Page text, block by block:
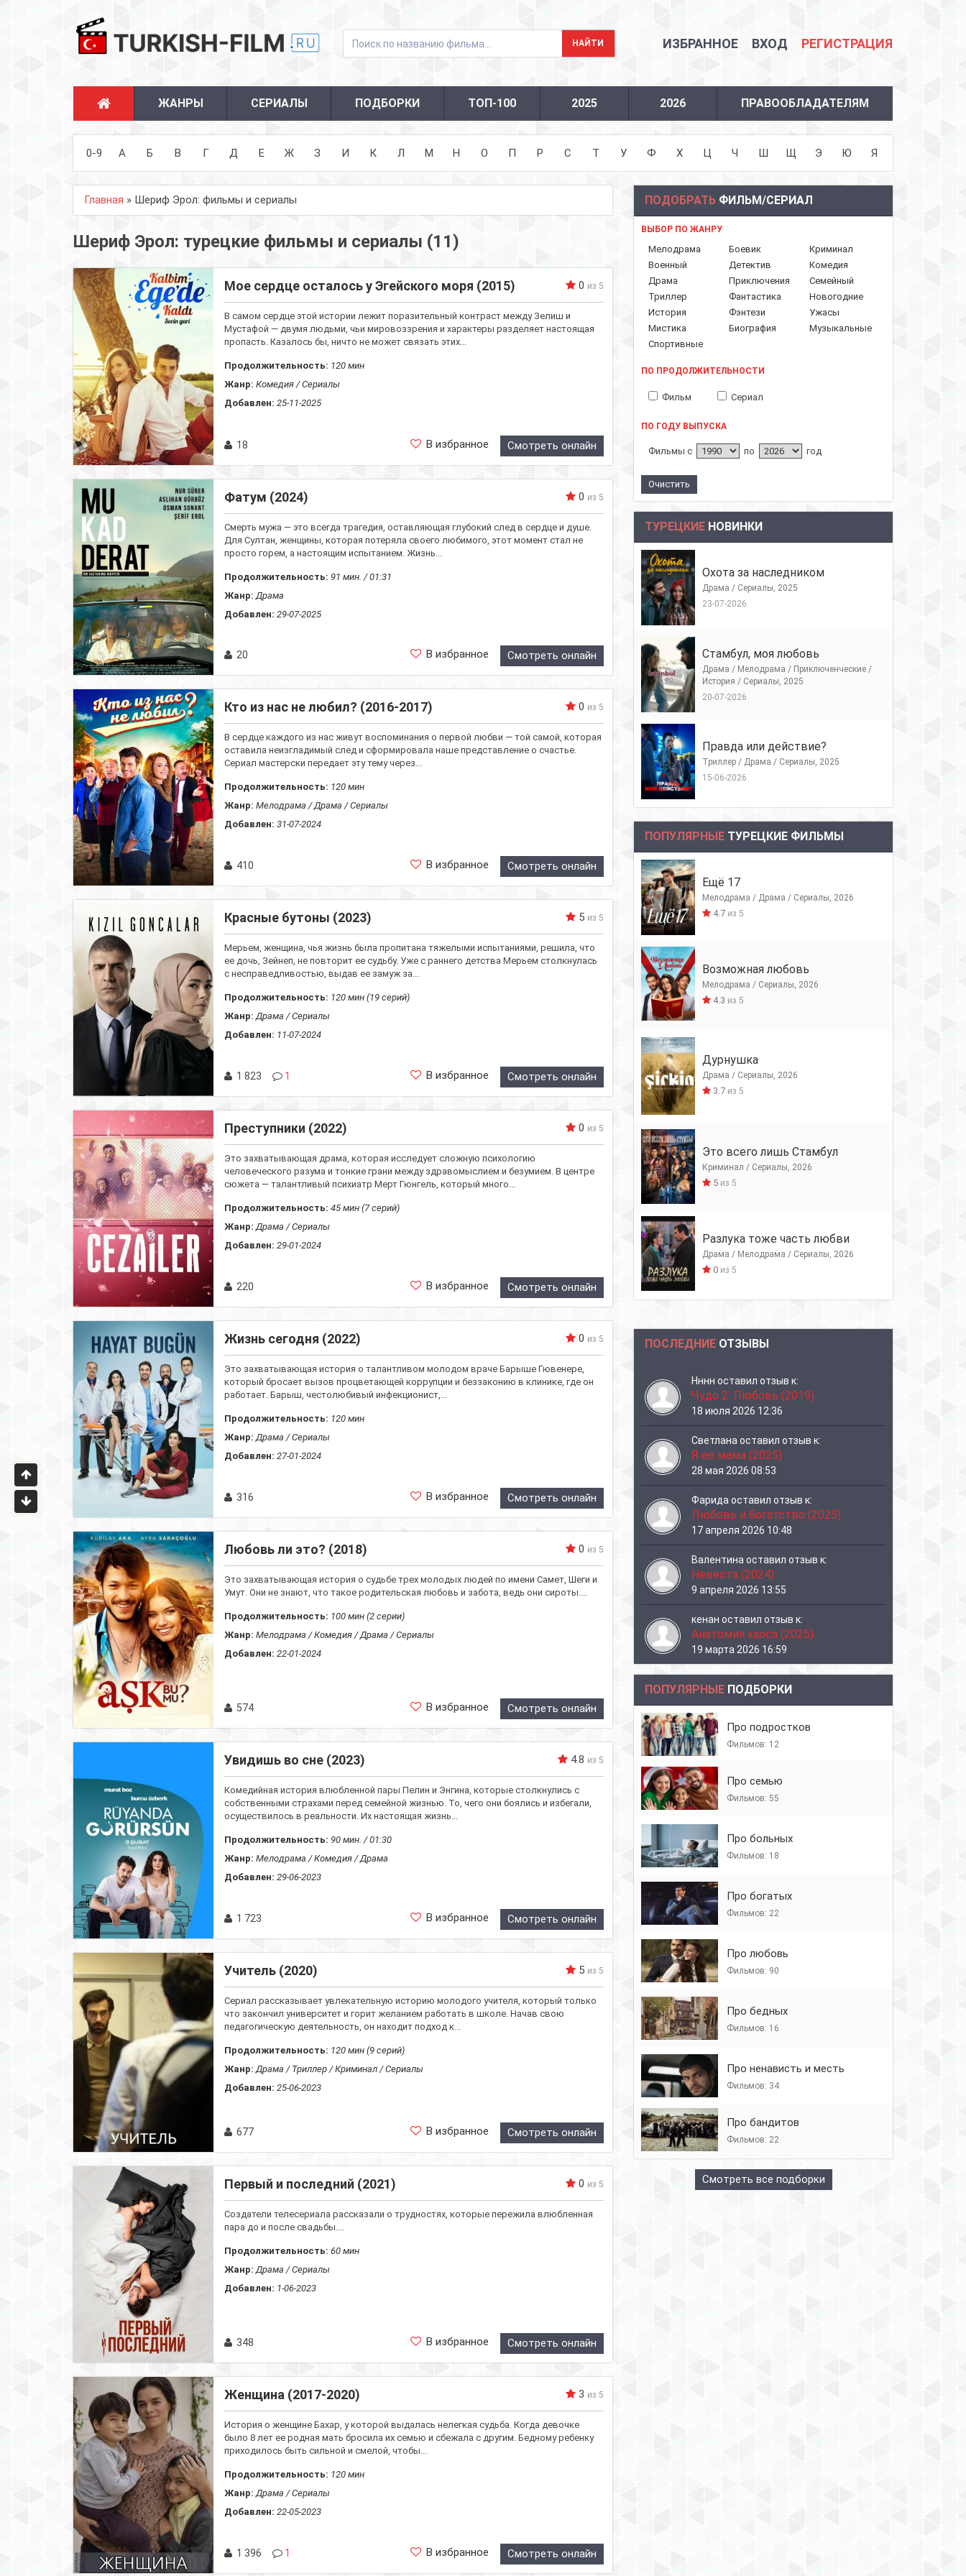
ИЗБРАННОЕ ВХОД РЕГИСТРАЦИЯ
ЖАНРЫ СЕРИАЛЫ ПОДБОРКИ ТОП-100 2025 2026 ПРАВООБЛАДАТЕЛЯМ
0-9 А Б В Г Д Е Ж З И К Л М Н О П Р С Т У Ф Х Ц Ч Ш Щ Э Ю Я
Главная » Шериф Эрол: фильмы и сериалы
Шериф Эрол: турецкие фильмы и сериалы (11)
Мое сердце осталось у Эгейского моря (2015) 0 из 5
В самом сердце этой истории лежит поразительный контраст между Зелиш и
Мустафой — двумя людьми, чьи мировоззрения и характеры разделяет настоящая
пропасть. Казалось бы, ничто не может связать этих...
Продолжительность: 120 мин
Жанр: Комедия / Сериалы
Добавлен: 25-11-2025
В избранное
18 Смотреть онлайн
Фатум (2024) 0 из 5
Смерть мужа — это всегда трагедия, оставляющая глубокий след в сердце и душе.
Для Султан, женщины, которая потеряла своего любимого, этот момент стал не
просто горем, а настоящим испытанием. Жизнь...
Продолжительность: 91 мин. / 01:31
Жанр: Драма
Добавлен: 29-07-2025
В избранное
20 Смотреть онлайн
Кто из нас не любил? (2016-2017) 0 из 5
В сердце каждого из нас живут воспоминания о первой любви — той самой, которая
оставила неизгладимый след и сформировала наше представление о счастье.
Сериал мастерски передает эту тему через...
Продолжительность: 120 мин
Жанр: Мелодрама / Драма / Сериалы
Добавлен: 31-07-2024
В избранное
410 Смотреть онлайн
Красные бутоны (2023) 5 из 5
Мерьем, женщина, чья жизнь была пропитана тяжелыми испытаниями, решила, что
ее дочь, Зейнеп, не повторит ее судьбу. Уже с раннего детства Мерьем столкнулась
с несправедливостью, выдав ее замуж за...
Продолжительность: 120 мин (19 серий)
Жанр: Драма / Сериалы
Добавлен: 11-07-2024
В избранное
1 823 1 Смотреть онлайн
Преступники (2022) 0 из 5
Это захватывающая драма, которая исследует сложную психологию
человеческого разума и тонкие грани между здравомыслием и безумием. В центре
сюжета — талантливый психиатр Мерт Гюнгель, который много...
Продолжительность: 45 мин (7 серий)
Жанр: Драма / Сериалы
Добавлен: 29-01-2024
В избранное
220 Смотреть онлайн
Жизнь сегодня (2022) 0 из 5
Это захватывающая история о талантливом молодом враче Барыше Гювенере,
который бросает вызов процветающей коррупции и беззаконию в клинике, где он
работает. Барыш, честолюбивый инфекционист,...
Продолжительность: 120 мин
Жанр: Драма / Сериалы
Добавлен: 27-01-2024
В избранное
316 Смотреть онлайн
Любовь ли это? (2018) 0 из 5
Это захватывающая история о судьбе трех молодых людей по имени Самет, Шеги и
Умут. Они не знают, что такое родительская любовь и забота, ведь они сироты....
Продолжительность: 100 мин (2 серии)
Жанр: Мелодрама / Комедия / Драма / Сериалы
Добавлен: 22-01-2024
В избранное
574 Смотреть онлайн
Увидишь во сне (2023) 4.8 из 5
Комедийная история влюбленной пары Пелин и Энгина, которые столкнулись с
собственными страхами перед семейной жизнью. То, чего они боялись и избегали,
осуществилось в реальности. Их настоящая жизнь...
Продолжительность: 90 мин. / 01:30
Жанр: Мелодрама / Комедия / Драма
Добавлен: 29-06-2023
В избранное
1 723 Смотреть онлайн
Учитель (2020) 5 из 5
Сериал рассказывает увлекательную историю молодого учителя, который только
что закончил университет и горит желанием работать в школе. Начав свою
педагогическую деятельность, он находит подход к...
Продолжительность: 120 мин (9 серий)
Жанр: Драма / Триллер / Криминал / Сериалы
Добавлен: 25-06-2023
В избранное
677 Смотреть онлайн
Первый и последний (2021) 0 из 5
Создатели телесериала рассказали о трудностях, которые пережила влюбленная
пара до и после свадьбы....
Продолжительность: 60 мин
Жанр: Драма / Сериалы
Добавлен: 1-06-2023
В избранное
348 Смотреть онлайн
Женщина (2017-2020) 3 из 5
История о женщине Бахар, у которой выдалась нелегкая судьба. Когда девочке
было 8 лет ее родная мать бросила их семью и сбежала с другим. Бедному ребенку
приходилось быть сильной и смелой, чтобы...
Продолжительность: 120 мин
Жанр: Драма / Сериалы
Добавлен: 22-05-2023
В избранное
1 396 1 Смотреть онлайн
ПОДОБРАТЬ ФИЛЬМ/СЕРИАЛ
ВЫБОР ПО ЖАНРУ
Мелодрама Боевик
Криминал
Военный
Детектив
Комедия
Драма
Приключения
Семейный
Триллер
Фантастика
Новогодние
История
Фэнтези
Ужасы
Мистика
Биография
Музыкальные
Спортивные
ПО ПРОДОЛЖИТЕЛЬНОСТИ
Фильм Сериал
ПО ГОДУ ВЫПУСКА
Фильмы с по год
ТУРЕЦКИЕ НОВИНКИ
Охота за наследником
Драма / Сериалы, 2025
23-07-2026
Стамбул, моя любовь
Драма / Мелодрама / Приключенческие /
История / Сериалы, 2025
20-07-2026
Правда или действие?
Триллер / Драма / Сериалы, 2025
15-06-2026
ПОПУЛЯРНЫЕ ТУРЕЦКИЕ ФИЛЬМЫ
Ещё 17
Мелодрама / Драма / Сериалы, 2026
4.7из 5
Возможная любовь
Мелодрама / Сериалы, 2026
4.3 из 5
Дурнушка
Драма / Сериалы, 2026
3.7из 5
Это всего лишь Стамбул
Криминал / Сериалы, 2026
5из 5
Разлука тоже часть любви
Драма / Мелодрама / Сериалы, 2026
0из 5
ПОСЛЕДНИЕ ОТЗЫВЫ
Нннн оставил отзыв к:
Чудо 2: Любовь (2019)
18 июля 2026 12:36
Светлана оставил отзыв к:
Я ее мама (2025)
28 мая 2026 08:53
Фарида оставил отзыв к:
Любовь и богатство (2025)
17 апреля 2026 10:48
Валентина оставил отзыв к:
Невеста (2024)
9 апреля 2026 13:55
кенан оставил отзыв к:
Анатомия хаоса (2025)
19 марта 2026 16:59
ПОПУЛЯРНЫЕ ПОДБОРКИ
Про подростков
Фильмов: 12
Про семью
Фильмов: 55
Про больных
Фильмов: 18
Про богатых
Фильмов: 22
Про любовь
Фильмов: 90
Про бедных
Фильмов: 16
Про ненависть и месть
Фильмов: 34
Про бандитов
Фильмов: 22
Смотреть все подборки